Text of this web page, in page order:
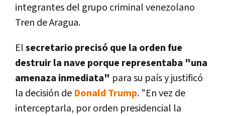
integrantes del grupo criminal venezolano
Tren de Aragua.
Elsecretario precisó que la orden fue
destruir la nave porque representaba "una
amenaza inmediata" para su país y justificó
la decisión de Donald Trump. "En vez de
interceptarla, por orden presidencial la